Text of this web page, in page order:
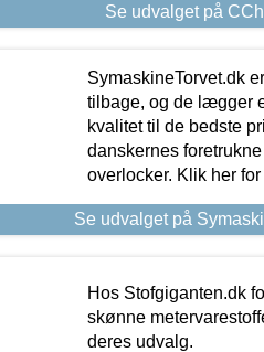
Se udvalget på
SymaskineTorvet.dk
tilbage, og de lægger
kvalitet til de bedste
danskernes
overlocker. Klik her
Se udvalget på
Hos Stofgiganten.dk
skønne
deres udvalg.